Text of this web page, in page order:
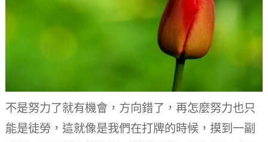
不是努力了就有機會，方向錯了，再怎麼努力也只
能是徒勞，這就像是我們在打牌的時候，摸到一副